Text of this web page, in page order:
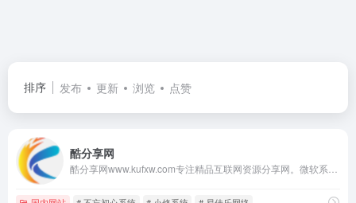
排序 发布 更新 浏览 点赞
酷分享网